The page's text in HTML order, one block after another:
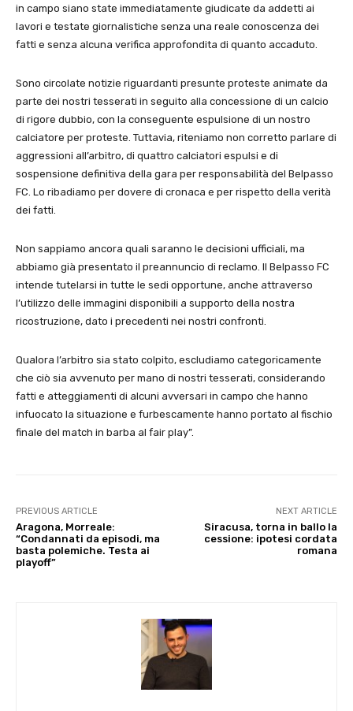
in campo siano state immediatamente giudicate da addetti ai
lavori e testate giornalistiche senza una reale conoscenza dei
fatti e senza alcuna verifica approfondita di quanto accaduto.
Sono circolate notizie riguardanti presunte proteste animate da
parte dei nostri tesserati in seguito alla concessione di un calcio
di rigore dubbio, con la conseguente espulsione di un nostro
calciatore per proteste. Tuttavia, riteniamo non corretto parlare di
aggressioni all’arbitro, di quattro calciatori espulsi e di
sospensione definitiva della gara per responsabilità del Belpasso
FC. Lo ribadiamo per dovere di cronaca e per rispetto della verità
dei fatti.
Non sappiamo ancora quali saranno le decisioni ufficiali, ma
abbiamo già presentato il preannuncio di reclamo. Il Belpasso FC
intende tutelarsi in tutte le sedi opportune, anche attraverso
l’utilizzo delle immagini disponibili a supporto della nostra
ricostruzione, dato i precedenti nei nostri confronti.
Qualora l’arbitro sia stato colpito, escludiamo categoricamente
che ciò sia avvenuto per mano di nostri tesserati, considerando
fatti e atteggiamenti di alcuni avversari in campo che hanno
infuocato la situazione e furbescamente hanno portato al fischio
finale del match in barba al fair play”.
PREVIOUS ARTICLE
Aragona, Morreale:
“Condannati da episodi, ma
basta polemiche. Testa ai
playoff”
NEXT ARTICLE
Siracusa, torna in ballo la
cessione: ipotesi cordata
romana